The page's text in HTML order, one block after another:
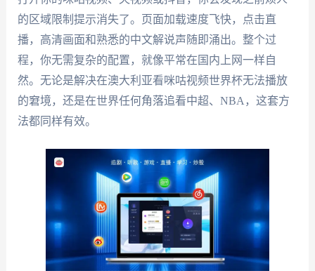
的区域限制提示消失了。页面加载速度飞快，点击直
播，高清画面和熟悉的中文解说声随即涌出。整个过
程，你无需复杂的配置，就像平常在国内上网一样自
然。无论是解决在澳大利亚看咪咕视频世界杯无法播放
的窘境，还是在世界任何角落追看中超、NBA，这套方
法都同样有效。